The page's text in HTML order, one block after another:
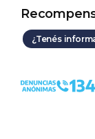
¿Tenés